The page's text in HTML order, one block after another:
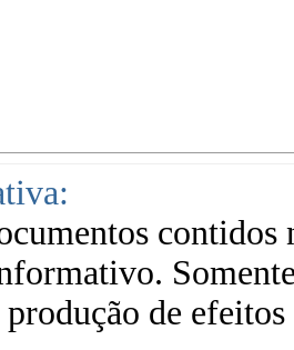
contidos
produção de